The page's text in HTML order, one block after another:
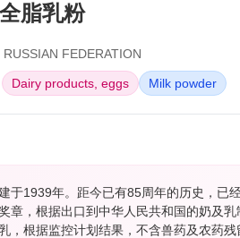
脂乳粉
RUSSIAN FEDERATION
Dairy products, eggs Milk powder
于1939年。距今已有85周年的历史，已
章，根据出口到中华人民共和国的奶及
，根据监控计划结果，不含兽药及农药